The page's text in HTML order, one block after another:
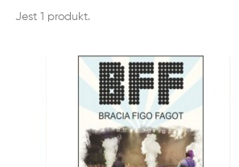
Jest 1 produkt.